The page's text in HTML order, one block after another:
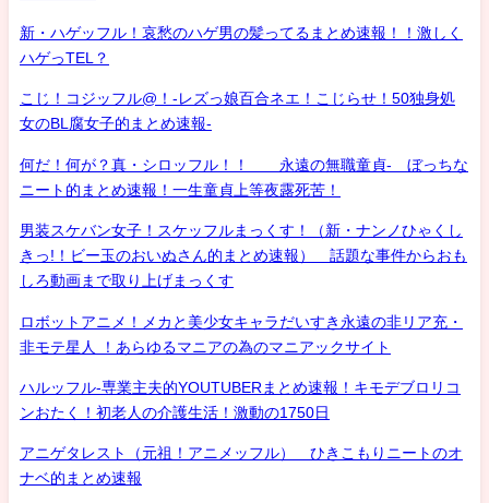
新・ハゲッフル！哀愁のハゲ男の髪ってるまとめ速報！！激しく
ハゲっTEL？
こじ！コジッフル@！-レズっ娘百合ネエ！こじらせ！50独身処
女のBL腐女子的まとめ速報-
何だ！何が？真・シロッフル！！ 永遠の無職童貞- ぼっちな
ニート的まとめ速報！一生童貞上等夜露死苦！
男装スケバン女子！スケッフルまっくす！（新・ナンノひゃくし
きっ!！ビー玉のおいぬさん的まとめ速報） 話題な事件からおも
しろ動画まで取り上げまっくす
ロボットアニメ！メカと美少女キャラだいすき永遠の非リア充・
非モテ星人 ！あらゆるマニアの為のマニアックサイト
ハルッフル-専業主夫的YOUTUBERまとめ速報！キモデブロリコ
ンおたく！初老人の介護生活！激動の1750日
アニゲタレスト（元祖！アニメッフル） ひきこもりニートのオ
ナベ的まとめ速報